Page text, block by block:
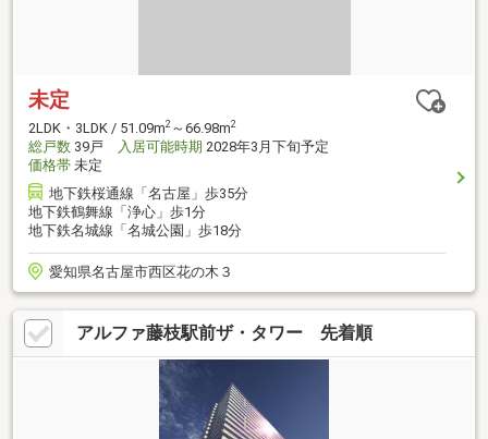
未定
2LDK・3LDK / 51.09m2 ～66.98m2
総戸数 39戸 入居可能時期 2028年3月下旬予定
価格帯 未定
地下鉄桜通線「名古屋」歩35分
地下鉄鶴舞線「浄心」歩1分
地下鉄名城線「名城公園」歩18分
愛知県名古屋市西区花の木３
アルファ藤枝駅前ザ・タワー 先着順